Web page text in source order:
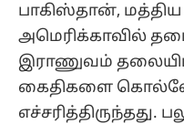
பாகிஸ்தான், மத்திய
அமெரிக்காவில்
இராணுவம்
கைதிகளை
எச்சரித்திருந்தது.